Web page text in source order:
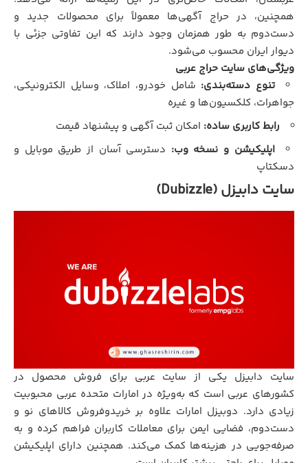
همچنین، در حراج آگهی‌ها معمولاً برای محصولات جدید و
دست‌دوم به طور همزمان وجود دارند که این تفاوتی جزئی با
دیوار ایران محسوب می‌شود.
ویژگی‌های سایت حراج عربی
تنوع دسته‌بندی: شامل خودرو، املاک، وسایل الکترونیکی،
جواهرات، کلکسیون‌ها و غیره
رابط کاربری ساده: امکان ثبت آگهی و پیشنهاد قیمت
اپلیکیشن و نسخه وب: دسترسی آسان از طریق موبایل و
دسکتاپ
سایت دابیزل (Dubizzle)
سایت دابیزل یکی از سایت عربی برای فروش محصول در
کشورهای عربی است که به‌ویژه در امارات متحده عربی محبوبیت
زیادی دارد. دوبیزل امارات علاوه بر خریدوفروش کالاهای نو و
دست‌دوم، فضایی ایمن برای معاملات کاربران فراهم کرده و به
صرفه‌جویی در هزینه‌ها کمک می‌کند. همچنین دارای اپلیکیشن